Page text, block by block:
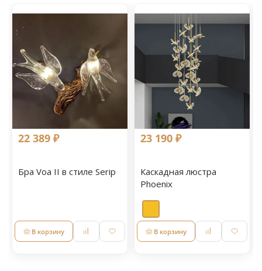
22 389 ₽
Бра Voa II в стиле Serip
В корзину
23 190 ₽
Каскадная люстра
Phoenix
В корзину